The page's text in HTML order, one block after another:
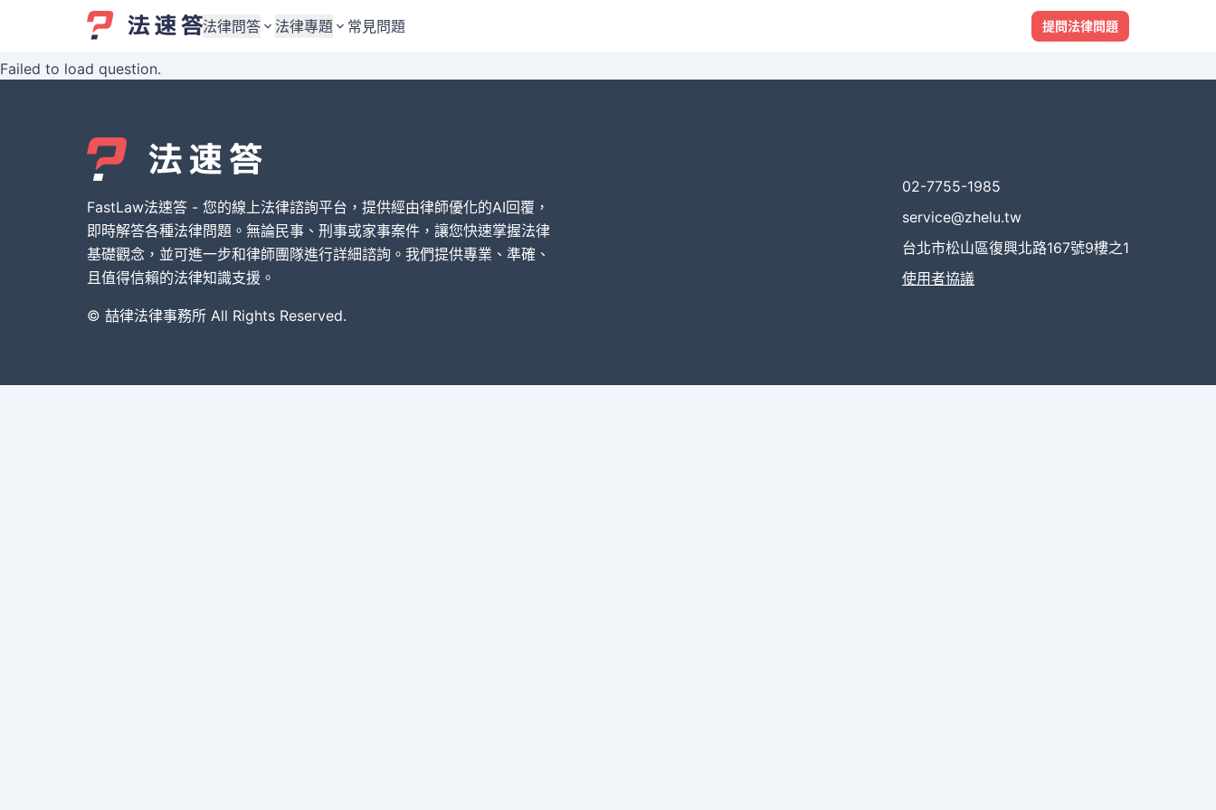
法律問答
婚姻與監護權
債務與債權
刑事犯罪案件
其他案件類型
法律專題
婚姻與監護權
債務與債權
刑事犯罪案件
其他案件類型
常見問題 提問法律問題
Failed to load question.
FastLaw法速答 - 您的線上法律諮詢平台，提供經由律師優化的AI回覆，
即時解答各種法律問題。無論民事、刑事或家事案件，讓您快速掌握法律
基礎觀念，並可進一步和律師團隊進行詳細諮詢。我們提供專業、準確、
且值得信賴的法律知識支援。
© 喆律法律事務所 All Rights Reserved.
02-7755-1985
service@zhelu.tw
台北市松山區復興北路167號9樓之1
使用者協議